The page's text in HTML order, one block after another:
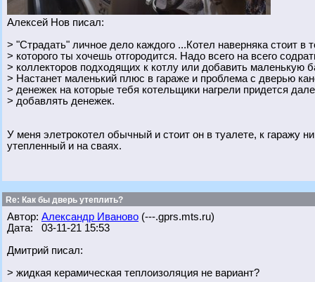
Алексей Нов писал:
> "Страдать" личное дело каждого ...Котел наверняка стоит в
> которого ты хочешь отгородится. Надо всего на всего
> коллекторов подходящих к котлу или добавить маленькую
> Настанет маленький плюс в гараже и проблема с дверью
> денежек на которые тебя котельщики нагрели придется
> добавлять денежек.
У меня элетрокотел обычный и стоит он в туалете, к гаражу
утепленный и на сваях.
Re: Как бы дверь утеплить?
Автор: Александр Иваново (---.gprs.mts.ru)
Дата: 03-11-21 15:53
Дмитрий писал:
> жидкая керамическая теплоизоляция не вариант?